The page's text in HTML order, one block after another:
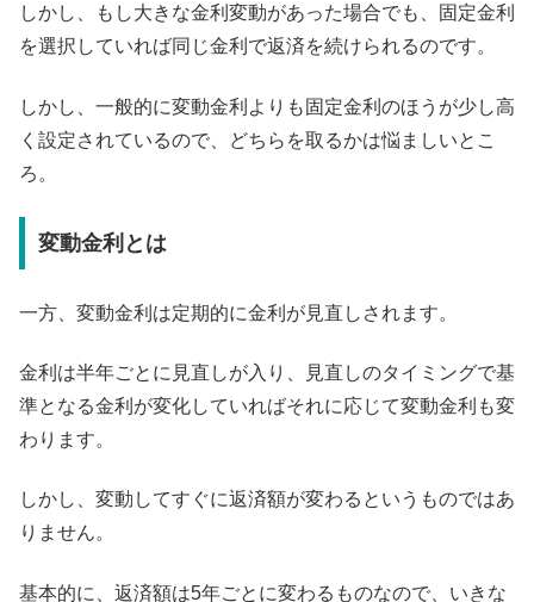
しかし、もし大きな金利変動があった場合でも、固定金利
を選択していれば同じ金利で返済を続けられるのです。
しかし、一般的に変動金利よりも固定金利のほうが少し高
く設定されているので、どちらを取るかは悩ましいとこ
ろ。
変動金利とは
一方、変動金利は定期的に金利が見直しされます。
金利は半年ごとに見直しが入り、見直しのタイミングで基
準となる金利が変化していればそれに応じて変動金利も変
わります。
しかし、変動してすぐに返済額が変わるというものではあ
りません。
基本的に、返済額は5年ごとに変わるものなので、いきな